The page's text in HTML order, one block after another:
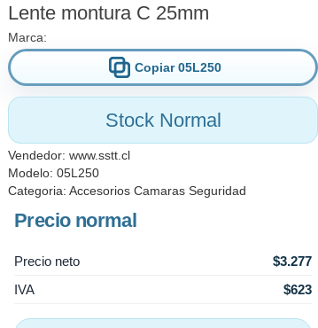
Lente montura C 25mm
Marca:
Copiar 05L250
Stock Normal
Vendedor: www.sstt.cl
Modelo: 05L250
Categoria: Accesorios Camaras Seguridad
Precio normal
Precio neto
$3.277
IVA
$623